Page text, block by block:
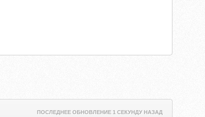
ПОСЛЕДНЕЕ ОБНОВЛЕНИЕ 1 СЕКУНДУ НАЗАД